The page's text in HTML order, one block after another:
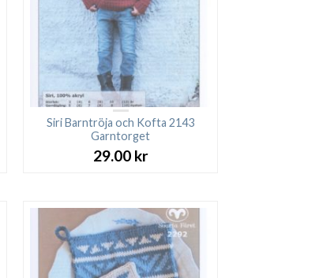
Siri Barntröja och Kofta 2143
Garntorget
29.00 kr